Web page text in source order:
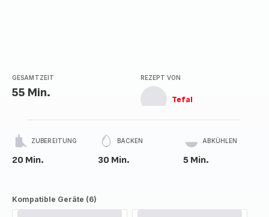
GESAMTZEIT
55 Min.
REZEPT VON
Tefal
ZUBEREITUNG
20 Min.
BACKEN
30 Min.
ABKÜHLEN
5 Min.
Kompatible Geräte (6)